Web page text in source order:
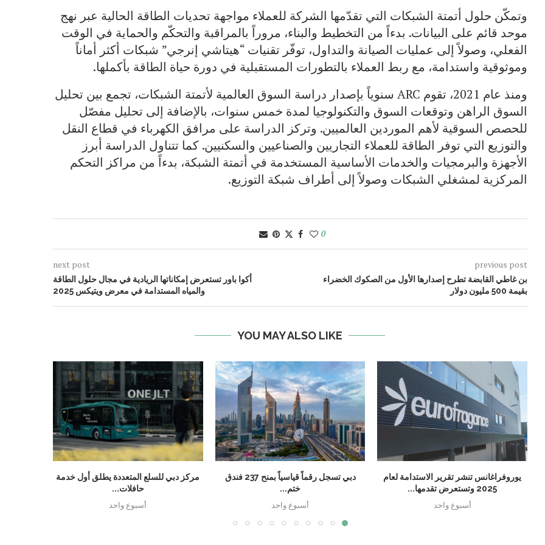
وتمكّن حلول أتمتة الشبكات التي تقدّمها الشركة للعملاء مواجهة تحديات الطاقة الحالية عبر نهج
موحد قائم على البيانات. بدءاً من التخطيط والبناء، مروراً بالمراقبة والتحكّم والحماية في الوقت
الفعلي، وصولاً إلى عمليات الصيانة والتداول، توفّر تقنيات “هيتاشي إنرجي” شبكات أكثر أماناً
وموثوقية واستدامة، مع ربط العملاء بالتطورات المستقبلية في دورة حياة الطاقة بأكملها.
ومنذ عام 2021، تقوم ARC سنوياً بإصدار دراسة السوق العالمية لأتمتة الشبكات، تجمع بين تحليل
السوق الراهن وتوقعات السوق والتكنولوجيا لمدة خمس سنوات، بالإضافة إلى تحليل مفصّل
للحصص السوقية لأهم الموردين العالميين. وتركز الدراسة على مرافق الكهرباء في قطاع النقل
والتوزيع التي توفر الطاقة للعملاء التجاريين والصناعيين والسكنيين. كما تتناول الدراسة أبرز
الأجهزة والبرمجيات والخدمات الأساسية المستخدمة في أتمتة الشبكة، بدءاً من مراكز التحكم
المركزية لمشغلي الشبكات وصولاً إلى أطراف شبكة التوزيع.
0
previous post
بن غاطي القابضة تطرح إصدارها الأول من الصكوك الخضراء
بقيمة 500 مليون دولار
next post
أكوا باور تستعرض إمكاناتها الريادية في مجال حلول الطاقة
والمياه المستدامة في معرض ويتيكس 2025
YOU MAY ALSO LIKE
يوروفراغانس تنشر تقرير الاستدامة لعام
2025 وتستعرض تقدمها...
أسبوع واحد
دبي تسجل رقماً قياسياً بمنح 237 فندق
ختم...
أسبوع واحد
مركز دبي للسلع المتعددة يطلق أول خدمة
حافلات...
أسبوع واحد